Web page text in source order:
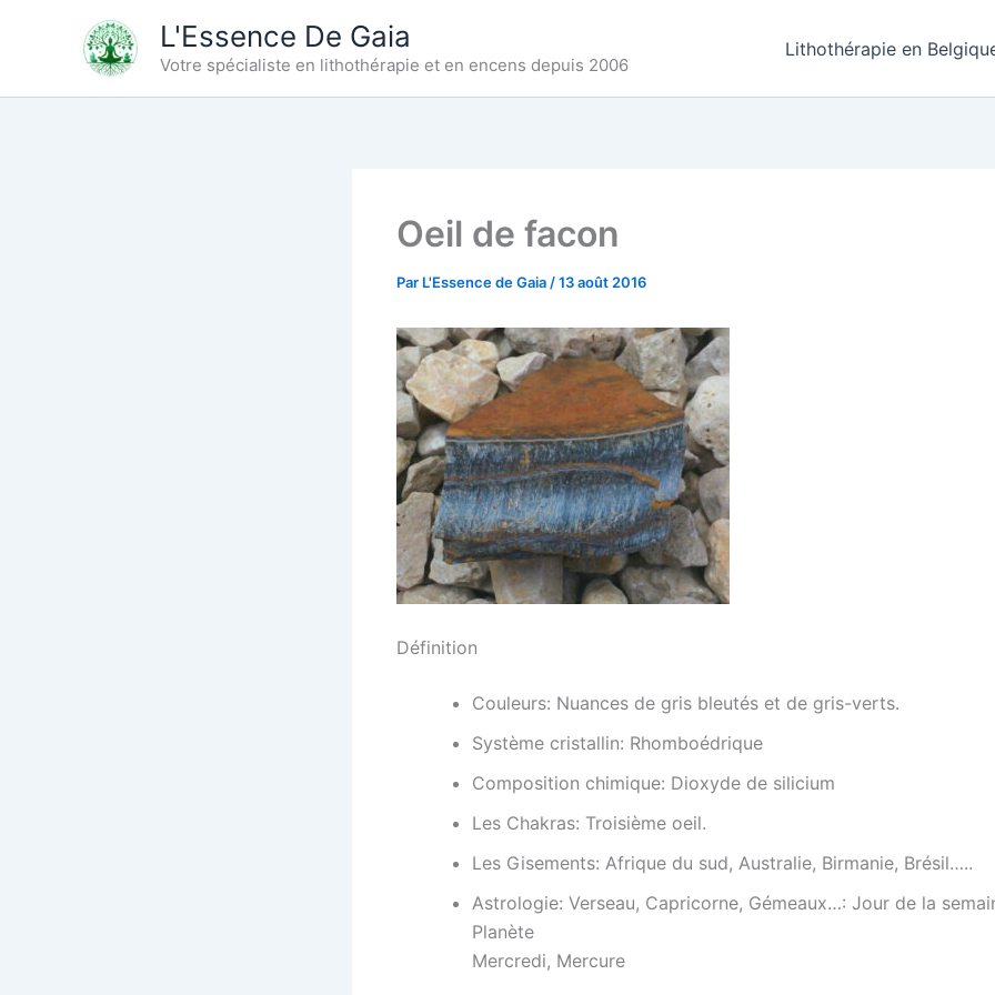
L'Essence De Gaia
Votre spécialiste en lithothérapie et en encens depuis 2006
Lithothérapie en
Oeil de facon
Par L'Essence de Gaia /13 août 2016
Définition
Couleurs: Nuances de gris bleutés et de gris-verts.
Système cristallin: Rhomboédrique
Composition chimique: Dioxyde de silicium
Les Chakras: Troisième oeil.
Les Gisements: Afrique du sud, Australie, Birmanie, Brésil…..
Astrologie: Verseau, Capricorne, Gémeaux…: Jour de la
Planète
Mercredi, Mercure